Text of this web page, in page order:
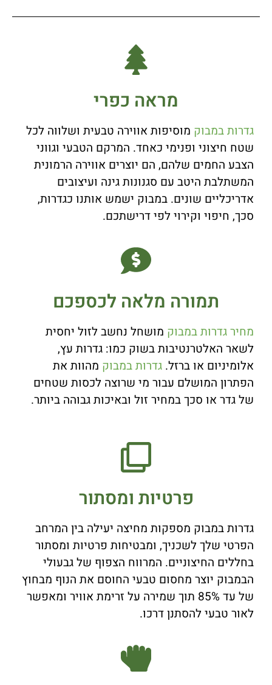
מראה כפרי
גדרות במבוק מוסיפות אווירה טבעית ושלווה לכל
שטח חיצוני ופנימי כאחד. המרקם הטבעי וגווני
הצבע החמים שלהם, הם יוצרים אווירה הרמונית
המשתלבת היטב עם סגנונות גינה ועיצובים
אדריכליים שונים. במבוק ישמש אותנו כגדרות,
סכך, חיפוי וקירוי לפי דרישתכם.
תמורה מלאה לכספכם
מחיר גדרות במבוק מושחל נחשב לזול יחסית
לשאר האלטרנטיבות בשוק כמו: גדרות עץ,
אלומיניום או ברזל. גדרות במבוק מהוות את
הפתרון המושלם עבור מי שרוצה לכסות שטחים
של גדר או סכך במחיר זול ובאיכות גבוהה ביותר.
פרטיות ומסתור
גדרות במבוק מספקות מחיצה יעילה בין המרחב
הפרטי שלך לשכניך, ומבטיחות פרטיות ומסתור
בחללים החיצוניים. המרווח הצפוף של גבעולי
הבמבוק יוצר מחסום טבעי החוסם את הנוף מבחוץ
של עד 85% תוך שמירה על זרימת אוויר ומאפשר
לאור טבעי להסתנן דרכו.